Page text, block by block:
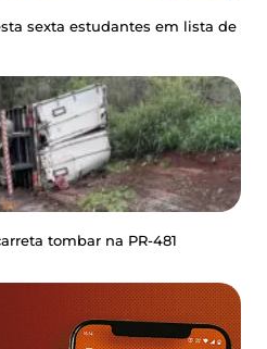
sexta estudantes em lista de
tombar na PR-481